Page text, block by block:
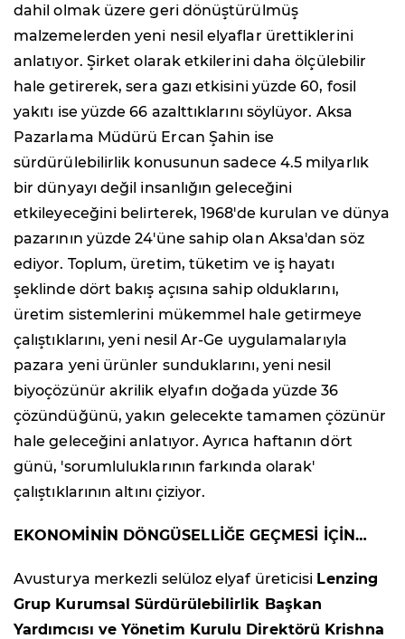
dahil olmak üzere geri dönüştürülmüş
malzemelerden yeni nesil elyaflar ürettiklerini
anlatıyor. Şirket olarak etkilerini daha ölçülebilir
hale getirerek, sera gazı etkisini yüzde 60, fosil
yakıtı ise yüzde 66 azalttıklarını söylüyor. Aksa
Pazarlama Müdürü Ercan Şahin ise
sürdürülebilirlik konusunun sadece 4.5 milyarlık
bir dünyayı değil insanlığın geleceğini
etkileyeceğini belirterek, 1968'de kurulan ve dünya
pazarının yüzde 24'üne sahip olan Aksa'dan söz
ediyor. Toplum, üretim, tüketim ve iş hayatı
şeklinde dört bakış açısına sahip olduklarını,
üretim sistemlerini mükemmel hale getirmeye
çalıştıklarını, yeni nesil Ar-Ge uygulamalarıyla
pazara yeni ürünler sunduklarını, yeni nesil
biyoçözünür akrilik elyafın doğada yüzde 36
çözündüğünü, yakın gelecekte tamamen çözünür
hale geleceğini anlatıyor. Ayrıca haftanın dört
günü, 'sorumluluklarının farkında olarak'
çalıştıklarının altını çiziyor.
EKONOMİNİN DÖNGÜSELLİĞE GEÇMESİ İÇİN…
Avusturya merkezli selüloz elyaf üreticisi Lenzing
Grup Kurumsal Sürdürülebilirlik Başkan
Yardımcısı ve Yönetim Kurulu Direktörü Krishna